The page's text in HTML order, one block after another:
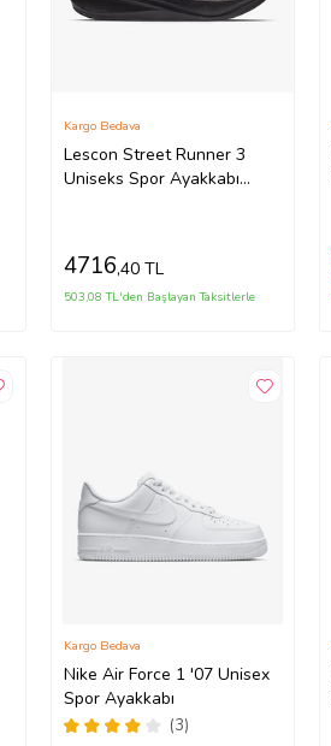
Lescon Street Runner 3
Uniseks Spor Ayakkabı
Kargo Bedava
4716,40 TL
503,08 TL'den Başlayan Taksitlerle
Nike Air Force 1 '07 Unisex
Spor Ayakkabı
(3)
Kargo Bedava